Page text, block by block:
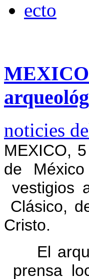
MEXICO
noticies
MEXICO,
de México
vestigios
Clásico,
Cristo.
El
prensa